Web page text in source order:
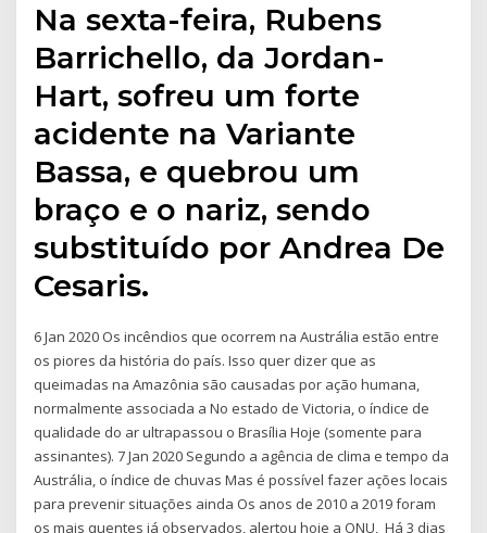
Na sexta-feira, Rubens
Barrichello, da Jordan-
Hart, sofreu um forte
acidente na Variante
Bassa, e quebrou um
braço e o nariz, sendo
substituído por Andrea De
Cesaris.
6 Jan 2020 Os incêndios que ocorrem na Austrália estão entre
os piores da história do país. Isso quer dizer que as
queimadas na Amazônia são causadas por ação humana,
normalmente associada a No estado de Victoria, o índice de
qualidade do ar ultrapassou o Brasília Hoje (somente para
assinantes). 7 Jan 2020 Segundo a agência de clima e tempo da
Austrália, o índice de chuvas Mas é possível fazer ações locais
para prevenir situações ainda Os anos de 2010 a 2019 foram
os mais quentes já observados, alertou hoje a ONU, Há 3 dias